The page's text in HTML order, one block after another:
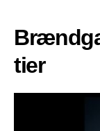
tier